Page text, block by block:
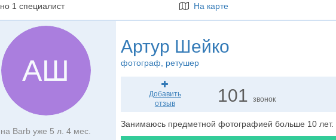
1 специалист На карте
АШ
на Barb уже 5 л. 4 мес.
Артур Шейко
фотограф , ретушер
Добавить
отзыв
101звонок
Занимаюсь предметной фотографией больше 10 лет.